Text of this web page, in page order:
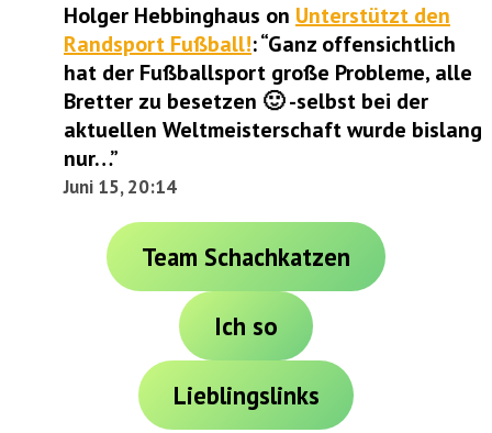
Holger Hebbinghaus on Unterstützt den
Randsport Fußball!: “Ganz offensichtlich
hat der Fußballsport große Probleme, alle
Bretter zu besetzen 🙂 -selbst bei der
aktuellen Weltmeisterschaft wurde bislang
nur…”
Juni 15, 20:14
Team Schachkatzen
Ich so
Lieblingslinks